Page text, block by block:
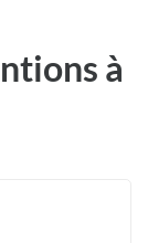
à